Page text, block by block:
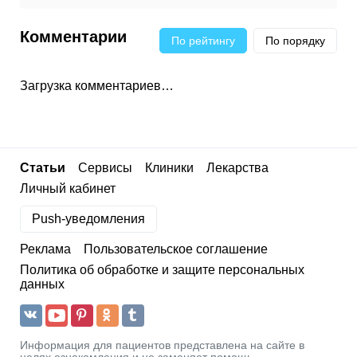
Комментарии По рейтингу По порядку
Загрузка комментариев…
Статьи Сервисы Клиники
Лекарства
Личный кабинет
Push-уведомления
Реклама
Пользовательское соглашение
Политика об обработке и защите персональных
данных
Информация для пациентов представлена на сайте в